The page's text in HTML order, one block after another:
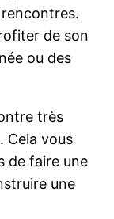
de son
ou des
très
Cela vous
de faire une
une